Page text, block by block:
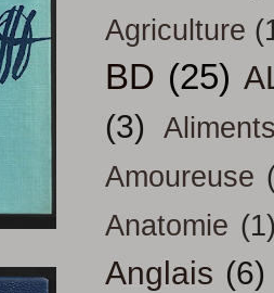
Agriculture
BD (25)
(3)
Amoureuse
Anatomie
Anglais (6)